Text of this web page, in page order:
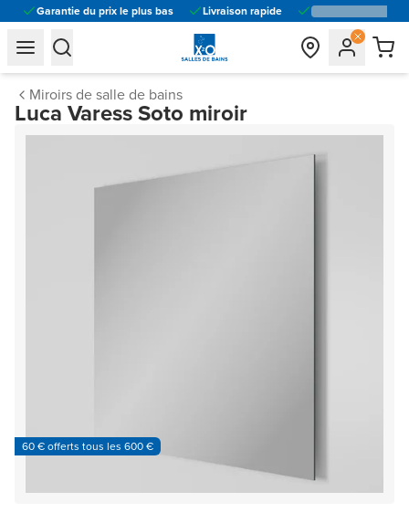
Garantie du prix le plus bas Livraison rapide
general.navigation.toggle_menu.label
general.navigation.toggle_menu.label
Miroirs de salle de bains
Luca Varess Soto miroir
60 € offerts tous les 600 €